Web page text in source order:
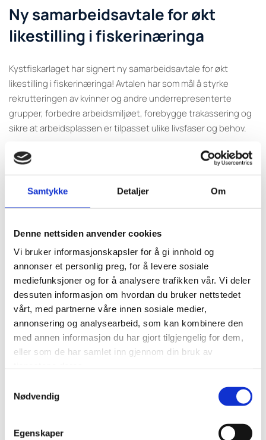
Samtykke Detaljer Om
Denne nettsiden anvender cookies
Vi bruker informasjonskapsler for å gi innhold og
annonser et personlig preg, for å levere sosiale
mediefunksjoner og for å analysere trafikken vår. Vi deler
dessuten informasjon om hvordan du bruker nettstedet
vårt, med partnerne våre innen sosiale medier,
annonsering og analysearbeid, som kan kombinere den
med annen informasjon du har gjort tilgjengelig for dem,
eller som de har samlet inn gjennom din bruk av
Nødvendig
Egenskaper
Ny samarbeidsavtale for økt
likestilling i fiskerinæringa
Kystfiskarlaget har signert ny samarbeidsavtale for økt
likestilling i fiskerinæringa! Avtalen har som mål å styrke
rekrutteringen av kvinner og andre underrepresenterte
grupper, forbedre arbeidsmiljøet, forebygge trakassering og
sikre at arbeidsplassen er tilpasset ulike livsfaser og behov.
Avtalen er inngått mellom fiskeriministeren, en rekke
diskrimineringsombudet. Partene forplikter seg til å
gjennomføre risikovurderinger og forebyggingstiltak i
organisasjonene.
Les mer om avtalen på LDO sin nettside her.
Foto: Dag Erlandsen
0 Feed
Navn